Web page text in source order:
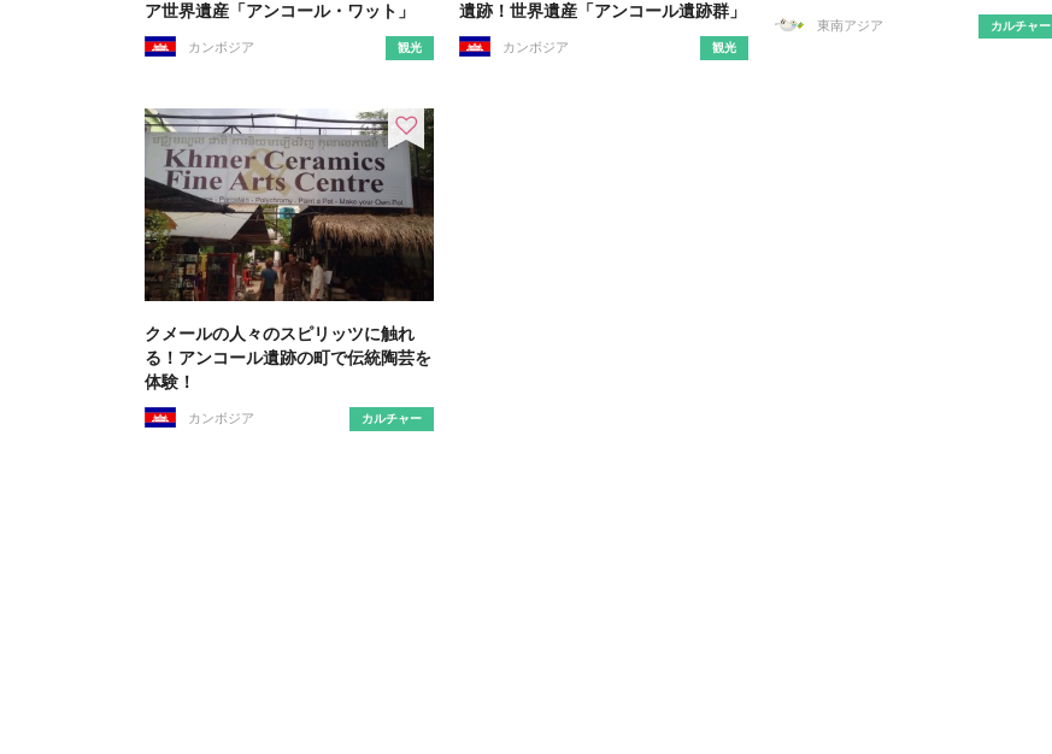
ア世界遺産「アンコール・ワット」
カンボジア 観光
遺跡！世界遺産「アンコール遺跡群」
カンボジア 観光
東南アジア カルチャー
クメールの人々のスピリッツに触れ
る！アンコール遺跡の町で伝統陶芸を
体験！
カンボジア カルチャー